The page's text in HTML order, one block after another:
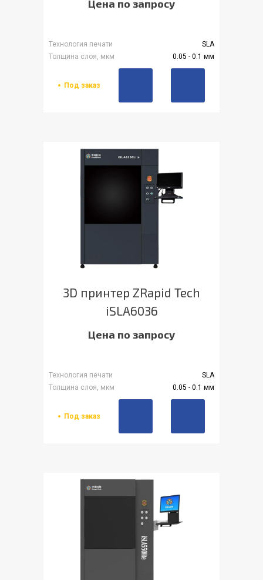
Цена по запросу
Технология печати
SLA
Толщина слоя, мкм
0.05 - 0.1 мм
Под заказ
3D принтер ZRapid Tech
iSLA6036
Цена по запросу
Технология печати
SLA
Толщина слоя, мкм
0.05 - 0.1 мм
Под заказ